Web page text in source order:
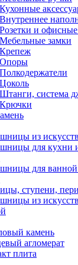
Кухонные
Внутреннее
Розетки и
Мебельные замки
Крепеж
Опоры
Полкодержатели
Цоколь
Штанги, система
Крючки
из
для кухни
для ванной
ступени,
из
камень
агломерат
плита